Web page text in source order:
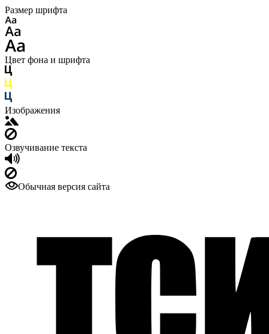
Размер шрифта
Цвет фона и шрифта
Изображения
Озвучивание текста
Обычная версия сайта